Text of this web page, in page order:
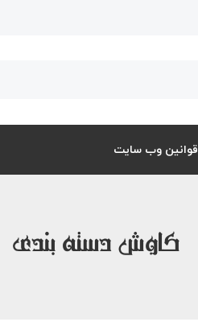
قوانین وب سایت
کاوش دسته بندی